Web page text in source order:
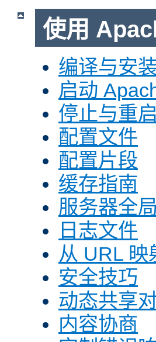
使用
编译与安
启动
停止与重
配置文件
配置片段
缓存指南
服务器全
日志文件
从 URL 映
安全技巧
动态共享
内容协商